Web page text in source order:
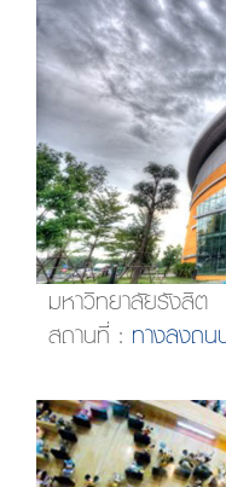
มหาวิทยาลัยรังสิต
สถานที่ : ทางลงถ